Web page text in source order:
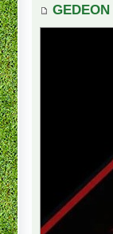
GEDEON